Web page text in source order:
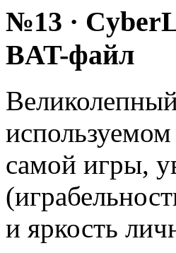
№13 ·
BAT-файл
самой игры,
и яркость